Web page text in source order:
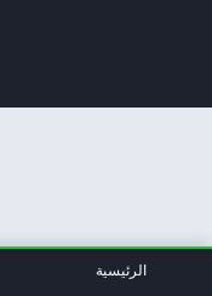
الرئيسية